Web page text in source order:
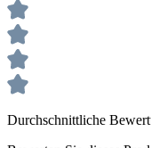
Durchschnittliche